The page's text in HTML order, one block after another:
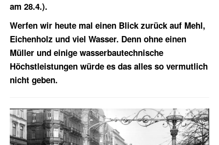
am 28.4.).
Werfen wir heute mal einen Blick zurück auf Mehl,
Eichenholz und viel Wasser. Denn ohne einen
Müller und einige wasserbautechnische
Höchstleistungen würde es das alles so vermutlich
nicht geben.